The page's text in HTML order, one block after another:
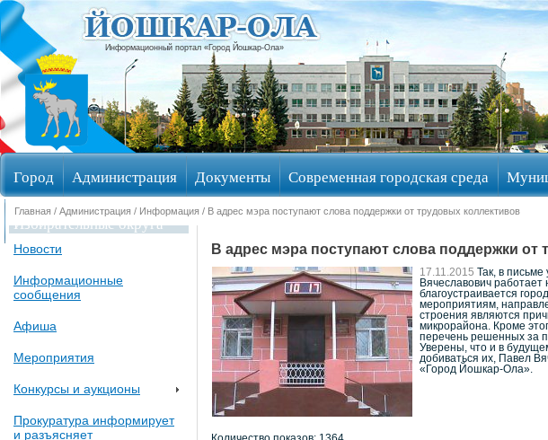
Информационный портал «Город Йошкар-Ола»
Город Администрация Документы Современная городская среда
Избирательные округа
Главная / Администрация / Информация / В адрес мэра поступают слова поддержки от трудовых коллективов
Новости
Информационные
сообщения
Афиша
Мероприятия
Конкурсы и аукционы
Прокуратура информирует
и разъясняет
В адрес мэра поступают слова поддержки от
17.11.2015 Так, в
Вячеславович
благоустраивается
мероприятиям,
строения являются
микрорайона. Кроме
перечень решенных за
Уверены, что и в
добиваться их, Павел
«Город Йошкар-Ола».